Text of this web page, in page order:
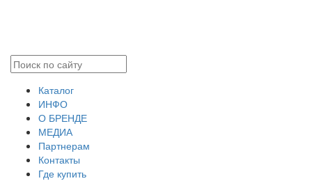
Каталог
ИНФО
О БРЕНДЕ
МЕДИА
Партнерам
Контакты
Где купить